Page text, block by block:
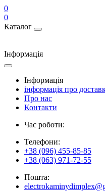
0
0
Каталог
Інформація
Інформація
інформація про
Про нас
Контакти
Час роботи:
Телефони:
+38 (096) 455-85-85
+38 (063) 971-72-55
Пошта: